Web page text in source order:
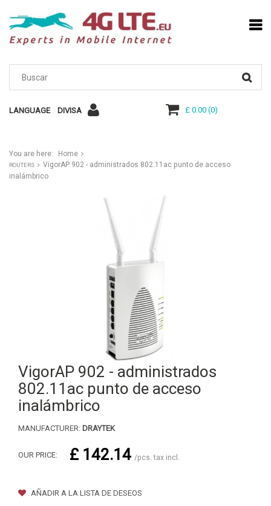
LANGUAGE DIVISA £ 0.00(0)
You are here: Home
ROUTERS
VigorAP 902 - administrados 802.11ac punto de acceso
inalámbrico
VigorAP 902 - administrados
802.11ac punto de acceso
inalámbrico
MANUFACTURER: DRAYTEK
OUR PRICE: £ 142.14 /pcs. tax incl.
AÑADIR A LA LISTA DE DESEOS